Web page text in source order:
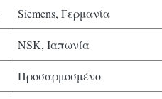
Siemens, Γερμανία
NSK, Ιαπωνία
Προσαρμοσμένο